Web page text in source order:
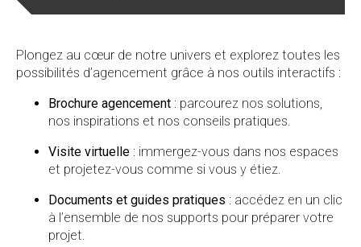
Plongez au cœur de notre univers et explorez toutes les
possibilités d’agencement grâce à nos outils interactifs :
Brochure agencement : parcourez nos solutions,
nos inspirations et nos conseils pratiques.
Visite virtuelle : immergez-vous dans nos espaces
et projetez-vous comme si vous y étiez.
Documents et guides pratiques : accédez en un clic
à l’ensemble de nos supports pour préparer votre
projet.